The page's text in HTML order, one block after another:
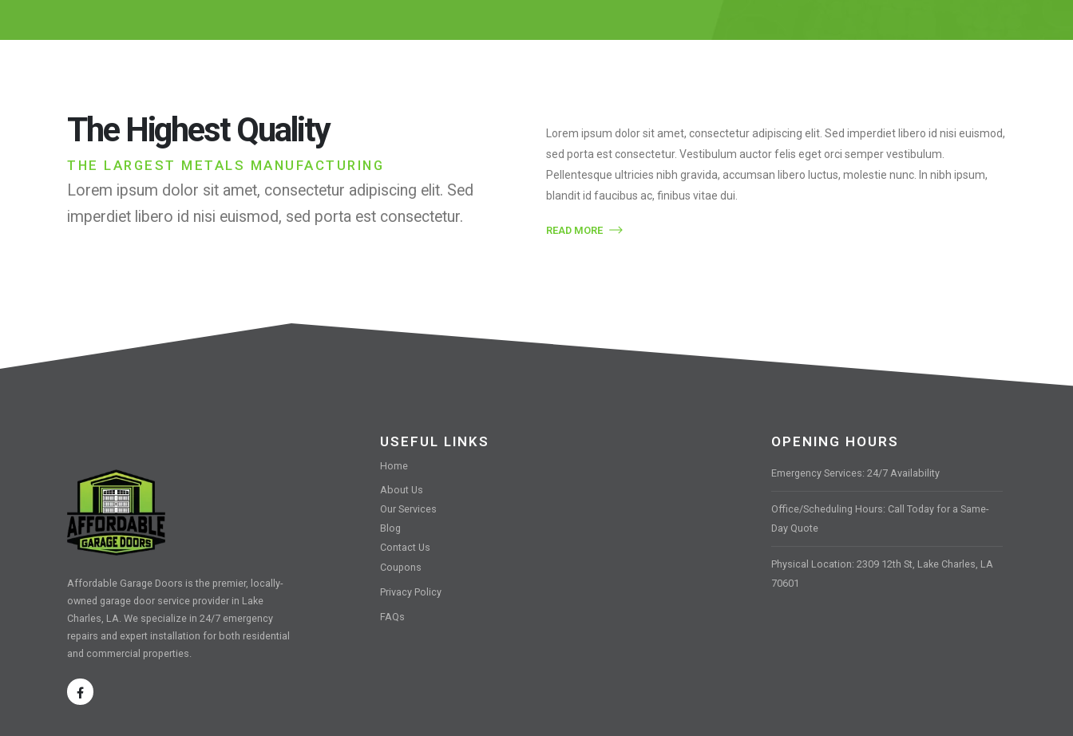
The Highest Quality
THE LARGEST METALS MANUFACTURING
Lorem ipsum dolor sit amet, consectetur adipiscing elit. Sed
imperdiet libero id nisi euismod, sed porta est consectetur.
Lorem ipsum dolor sit amet, consectetur adipiscing elit. Sed imperdiet libero id nisi euismod,
sed porta est consectetur. Vestibulum auctor felis eget orci semper vestibulum.
Pellentesque ultricies nibh gravida, accumsan libero luctus, molestie nunc. In nibh ipsum,
blandit id faucibus ac, finibus vitae dui.
READ MORE
Affordable Garage Doors is the premier, locally-
owned garage door service provider in Lake
Charles, LA. We specialize in 24/7 emergency
repairs and expert installation for both residential
and commercial properties.
USEFUL LINKS
Home
About Us
Our Services
Blog
Contact Us
Coupons
Privacy Policy
FAQs
OPENING HOURS
Emergency Services: 24/7 Availability
Office/Scheduling Hours: Call Today for a Same-
Day Quote
Physical Location: 2309 12th St, Lake Charles, LA
70601